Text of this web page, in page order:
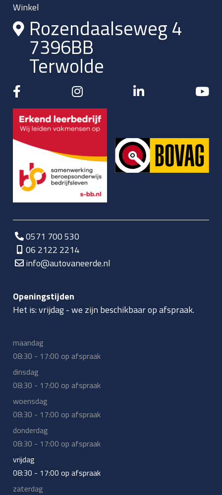
Winkel
Rozendaalseweg 4
7396BB
Terwolde
0571 700 530
06 2122 2214
info@autovaneerde.nl
Openingstijden
Het is:vrijdag-we zijn beschikbaar op afspraak.
maandag
08:30 - 17:00 op afspraak
dinsdag
08:30 - 17:00 op afspraak
woensdag
08:30 - 17:00 op afspraak
donderdag
08:30 - 17:00 op afspraak
vrijdag
08:30 - 17:00 op afspraak
zaterdag